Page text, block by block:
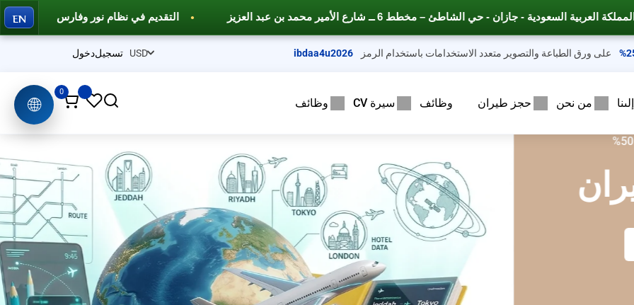
على ورق الطباعة والتصوير متعدد الاستخدامات باستخدام الرمز ibdaa4u2026
الأمير محمد بن عبد العزيز التقديم في نظام نور وفارس دورات تدريبية احترافية وخدماتEN
تسجيلدخول
من نحن حجز طيران وظائف سيرة CV وظائف
0
🌐